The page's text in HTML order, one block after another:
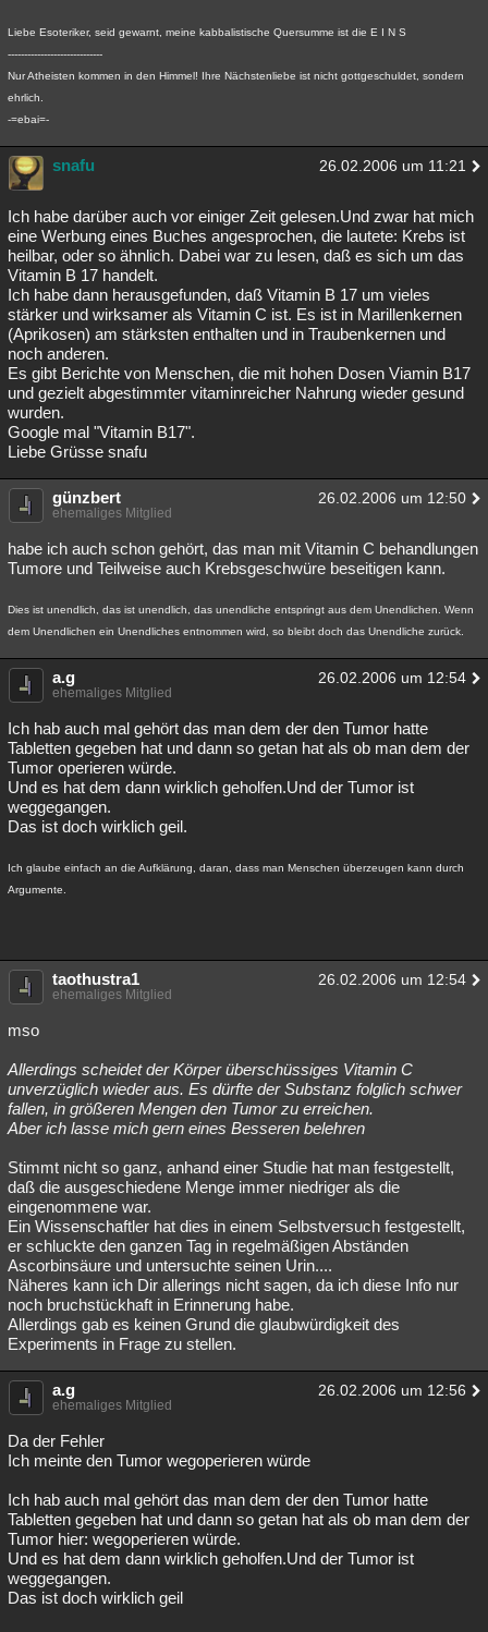
Liebe Esoteriker, seid gewarnt, meine kabbalistische Quersumme ist die E I N S
-----------------------------
Nur Atheisten kommen in den Himmel! Ihre Nächstenliebe ist nicht gottgeschuldet, sondern
ehrlich.
-=ebai=-
snafu 26.02.2006 um 11:21
Ich habe darüber auch vor einiger Zeit gelesen.Und zwar hat mich
eine Werbung eines Buches angesprochen, die lautete: Krebs ist
heilbar, oder so ähnlich. Dabei war zu lesen, daß es sich um das
Vitamin B 17 handelt.
Ich habe dann herausgefunden, daß Vitamin B 17 um vieles
stärker und wirksamer als Vitamin C ist. Es ist in Marillenkernen
(Aprikosen) am stärksten enthalten und in Traubenkernen und
noch anderen.
Es gibt Berichte von Menschen, die mit hohen Dosen Viamin B17
und gezielt abgestimmter vitaminreicher Nahrung wieder gesund
wurden.
Google mal "Vitamin B17".
Liebe Grüsse snafu
günzbert 26.02.2006 um 12:50
ehemaliges Mitglied
habe ich auch schon gehört, das man mit Vitamin C behandlungen
Tumore und Teilweise auch Krebsgeschwüre beseitigen kann.
Dies ist unendlich, das ist unendlich, das unendliche entspringt aus dem Unendlichen. Wenn
dem Unendlichen ein Unendliches entnommen wird, so bleibt doch das Unendliche zurück.
a.g 26.02.2006 um 12:54
ehemaliges Mitglied
Ich hab auch mal gehört das man dem der den Tumor hatte
Tabletten gegeben hat und dann so getan hat als ob man dem der
Tumor operieren würde.
Und es hat dem dann wirklich geholfen.Und der Tumor ist
weggegangen.
Das ist doch wirklich geil.
Ich glaube einfach an die Aufklärung, daran, dass man Menschen überzeugen kann durch
Argumente.
taothustra1 26.02.2006 um 12:54
ehemaliges Mitglied
mso
Allerdings scheidet der Körper überschüssiges Vitamin C
unverzüglich wieder aus. Es dürfte der Substanz folglich schwer
fallen, in größeren Mengen den Tumor zu erreichen.
Aber ich lasse mich gern eines Besseren belehren
Stimmt nicht so ganz, anhand einer Studie hat man festgestellt,
daß die ausgeschiedene Menge immer niedriger als die
eingenommene war.
Ein Wissenschaftler hat dies in einem Selbstversuch festgestellt,
er schluckte den ganzen Tag in regelmäßigen Abständen
Ascorbinsäure und untersuchte seinen Urin....
Näheres kann ich Dir allerings nicht sagen, da ich diese Info nur
noch bruchstückhaft in Erinnerung habe.
Allerdings gab es keinen Grund die glaubwürdigkeit des
Experiments in Frage zu stellen.
a.g 26.02.2006 um 12:56
ehemaliges Mitglied
Da der Fehler
Ich meinte den Tumor wegoperieren würde
Ich hab auch mal gehört das man dem der den Tumor hatte
Tabletten gegeben hat und dann so getan hat als ob man dem der
Tumor hier: wegoperieren würde.
Und es hat dem dann wirklich geholfen.Und der Tumor ist
weggegangen.
Das ist doch wirklich geil